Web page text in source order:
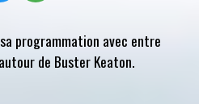
programmation avec entre
de Buster Keaton.